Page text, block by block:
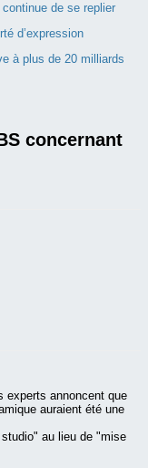
de se replier
d’expression
à plus de 20 milliards
concernant
experts annoncent que
auraient été une
au lieu de "mise